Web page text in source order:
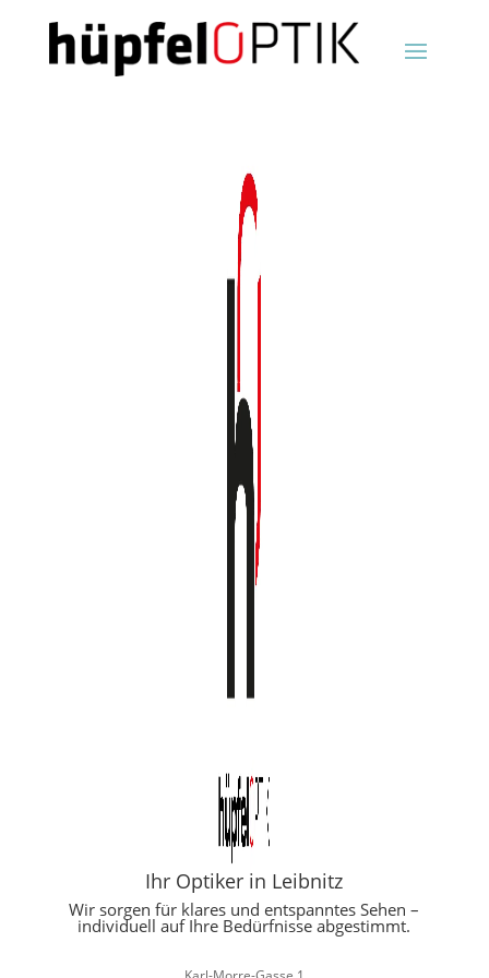
Ihr Optiker in Leibnitz
Wir sorgen für klares und entspanntes Sehen –
individuell auf Ihre Bedürfnisse abgestimmt.